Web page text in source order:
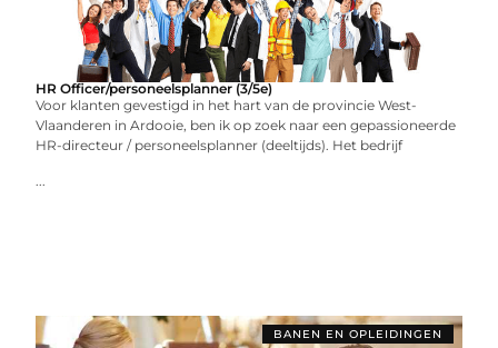
HR Officer/personeelsplanner (3/5e)
Voor klanten gevestigd in het hart van de provincie West-
Vlaanderen in Ardooie, ben ik op zoek naar een gepassioneerde
HR-directeur / personeelsplanner (deeltijds). Het bedrijf
...
BANEN EN OPLEIDINGEN